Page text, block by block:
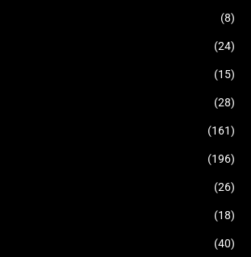
(8)
(24)
(15)
(28)
(161)
(196)
(26)
(18)
(40)